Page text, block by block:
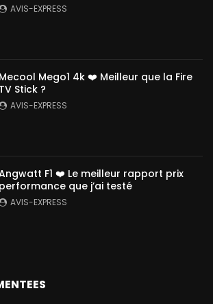
AVIS-EXPRESS
Mecool Mego1 4k ❤️ Meilleur que la Fire
TV Stick ?
AVIS-EXPRESS
F1 ❤️ Le meilleur rapport prix
performance que j’ai testé
AVIS-EXPRESS